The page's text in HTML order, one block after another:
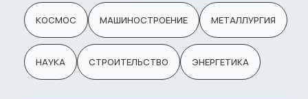
КОСМОС МАШИНОСТРОЕНИЕ МЕТАЛЛУРГИЯ
НАУКА СТРОИТЕЛЬСТВО ЭНЕРГЕТИКА